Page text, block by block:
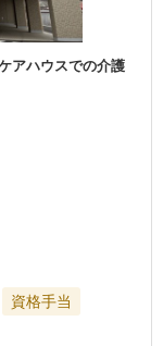
アハウスでの介護
資格手当